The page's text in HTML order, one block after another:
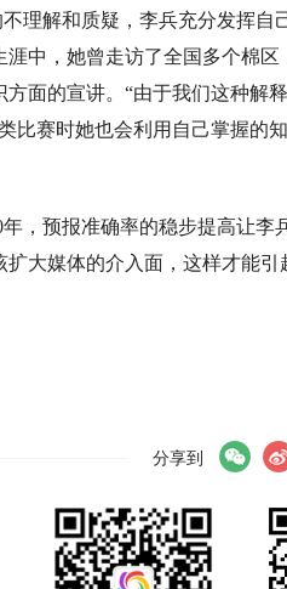
理解和质疑，李兵充分发挥
中，她曾走访了全国多个棉
面的宣讲。“由于我们这种解
比赛时她也会利用自己掌握的
，预报准确率的稳步提高让
大媒体的介入面，这样才能
分享到